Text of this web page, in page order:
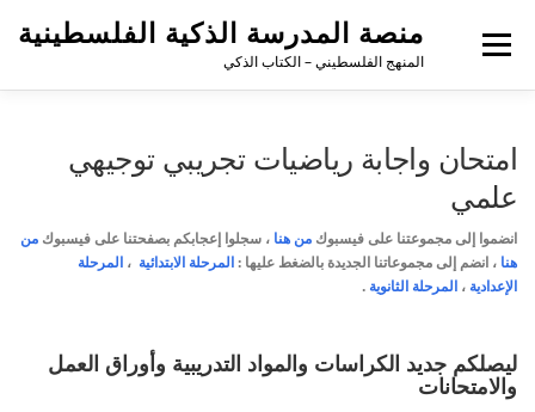
منصة المدرسة الذكية الفلسطينية
المنهج الفلسطيني – الكتاب الذكي
القائمة
امتحان واجابة رياضيات تجريبي توجيهي
علمي
انضموا إلى مجموعتنا على فيسبوك من هنا ، سجلوا إعجابكم بصفحتنا على فيسبوك من
هنا ، انضم إلى مجموعاتنا الجديدة بالضغط عليها : المرحلة الابتدائية ، المرحلة
الإعدادية ، المرحلة الثانوية .
ليصلكم جديد الكراسات والمواد التدريبية وأوراق العمل
والامتحانات